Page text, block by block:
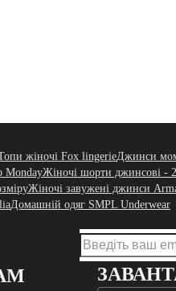
жіночі Fox lingerieДжинси
MondayЖіночі шорти джинсові -
Жіночі завужені джинси
Домашній одяг SMPL Underwear